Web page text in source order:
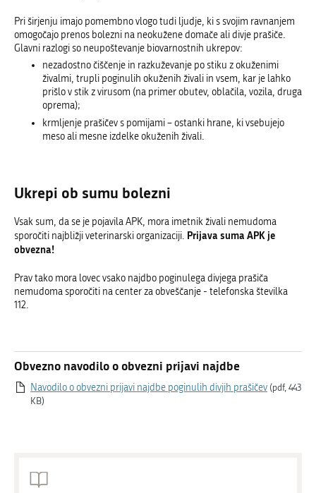
Pri širjenju imajo pomembno vlogo tudi ljudje, ki s svojim ravnanjem
omogočajo prenos bolezni na neokužene domače ali divje prašiče.
Glavni razlogi so neupoštevanje biovarnostnih ukrepov:
nezadostno čiščenje in razkuževanje po stiku z okuženimi
živalmi, trupli poginulih okuženih živali in vsem, kar je lahko
prišlo v stik z virusom (na primer obutev, oblačila, vozila, druga
oprema);
krmljenje prašičev s pomijami – ostanki hrane, ki vsebujejo
meso ali mesne izdelke okuženih živali.
Ukrepi ob sumu bolezni
Vsak sum, da se je pojavila APK, mora imetnik živali nemudoma
sporočiti najbližji veterinarski organizaciji. Prijava suma APK je
obvezna!
Prav tako mora lovec vsako najdbo poginulega divjega prašiča
nemudoma sporočiti na center za obveščanje - telefonska številka
112.
Obvezno navodilo o obvezni prijavi najdbe
Navodilo o obvezni prijavi najdbe poginulih divjih prašičev (pdf, 443
KB)